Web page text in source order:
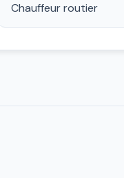
Chauffeur routier